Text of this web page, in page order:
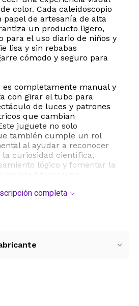
color. Cada caleidoscopio
papel de artesanía de alta
un producto ligero,
para el uso diario de niños y
lisa y sin rebabas
cómodo y seguro para
es completamente manual y
con girar el tubo para
de luces y patrones
que cambian
juguete no solo
también cumple un rol
al ayudar a reconocer
curiosidad científica,
lógico y fomentar la
aproximadas de 14 x 10 x
sorpresa en
completa